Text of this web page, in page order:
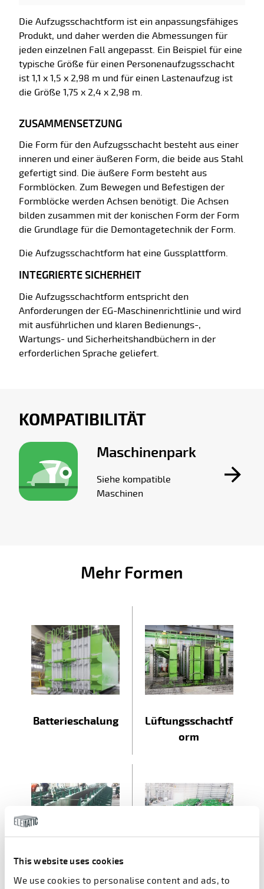
This website uses cookies
We use cookies to personalise content and ads, to
Die Aufzugsschachtform ist ein anpassungsfähiges
Produkt, und daher werden die Abmessungen für
jeden einzelnen Fall angepasst. Ein Beispiel für eine
typische Größe für einen Personenaufzugsschacht
ist 1,1 x 1,5 x 2,98 m und für einen Lastenaufzug ist
die Größe 1,75 x 2,4 x 2,98 m.
ZUSAMMENSETZUNG
Die Form für den Aufzugsschacht besteht aus einer
inneren und einer äußeren Form, die beide aus Stahl
gefertigt sind. Die äußere Form besteht aus
Formblöcken. Zum Bewegen und Befestigen der
Formblöcke werden Achsen benötigt. Die Achsen
bilden zusammen mit der konischen Form der Form
die Grundlage für die Demontagetechnik der Form.
Die Aufzugsschachtform hat eine Gussplattform.
INTEGRIERTE SICHERHEIT
Die Aufzugsschachtform entspricht den
Anforderungen der EG-Maschinenrichtlinie und wird
mit ausführlichen und klaren Bedienungs-,
Wartungs- und Sicherheitshandbüchern in der
erforderlichen Sprache geliefert.
KOMPATIBILITÄT
Maschinenpark
Siehe kompatible
Maschinen
Mehr Formen
Batterieschalung
Lüftungsschachtf
orm
Träger- und
Treppenschalung